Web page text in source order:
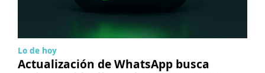
Lo de hoy
Actualización de WhatsApp busca